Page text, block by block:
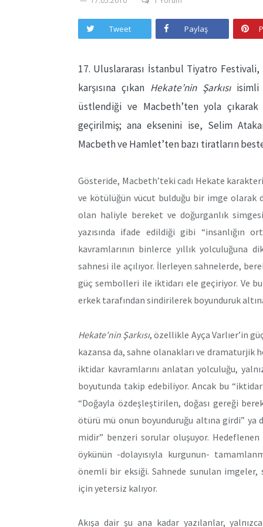
Tweet Paylaş
17. Uluslararası İstanbul Tiyatro
karşısına çıkan Hekate’nin Şarkısıisimli
üstlendiği ve Macbeth’ten yola
geçirilmiş; ana eksenini ise, Selim
Macbeth ve Hamlet’ten bazı tiratların
Gösteride, Macbeth’teki cadı Hekate
ve kötülüğün vücut bulduğu bir imge olarak
olan haliyle bereket ve doğurganlık
yazısında ifade edildiği gibi “insanlığın
kavramlarının binlerce yıllık yolculuğuna
sahnesi ile açılıyor. İlerleyen sahnelerde,
güç sembolleri ile iktidarı ele geçiriyor. Ve
erkek tarafından sindirilerek boyunduruk
Hekate’nin Şarkısı, özellikle Ayça Varlıer’in
kazansa da, sahne olanakları ve dramaturjik
iktidar kavramlarını anlatan yolculuğu,
boyutunda takip edebiliyor. Ancak bu
“Doğayla özdeşleştirilen, doğası gereği
ötürü mü onun boyunduruğu altına girdi” ya
midir” benzeri sorular oluşuyor.
öykünün -dolayısıyla kurgunun-
önemli bir eksiği. Sahnede sunulan
için yetersiz kalıyor.
Akışa dair şu ana kadar yazılanlar,